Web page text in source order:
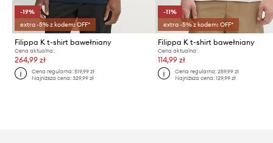
-19%
extra -5% z kodem: OFF*
Filippa K t-shirt bawełniany
Cena aktualna:
264,99 zł
Cena regularna:519,99 zł
Najniższa cena:329,99 zł
-11%
extra -5% z kodem: OFF*
Filippa K t-shirt bawełniany
Cena aktualna:
114,99 zł
Cena regularna: 259,99 zł
Najniższa cena: 129,99 zł